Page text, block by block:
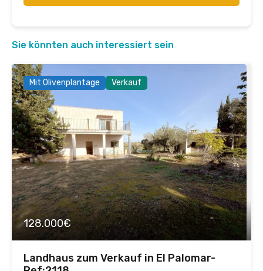
Sie könnten auch interessiert sein
Mit Olivenplantage Verkauf
128.000€
Landhaus zum Verkauf in El Palomar-